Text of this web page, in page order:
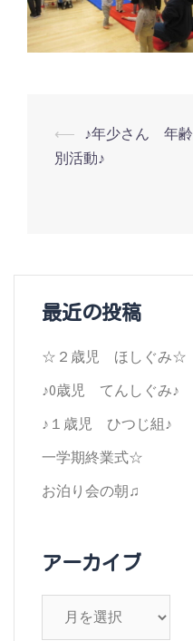
投
稿
ー
ョ
ン
⟵ ♪年少さん 年齢
別活動♪
最近の投稿
☆２歳児 ほしぐみ☆
♪0歳児 てんしぐみ♪
♪１歳児 ひつじ組♪
一学期終業式☆
お泊り会の朝♫
アーカイブ